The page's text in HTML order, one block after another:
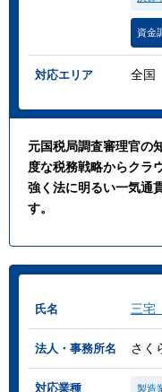
資金
対応エリア 全国
元国税局調査審理官の
度な税務戦略からクラ
強く法に明るい一気通
す。
氏名 三
法人・事務所名 さく
対応業種 製造